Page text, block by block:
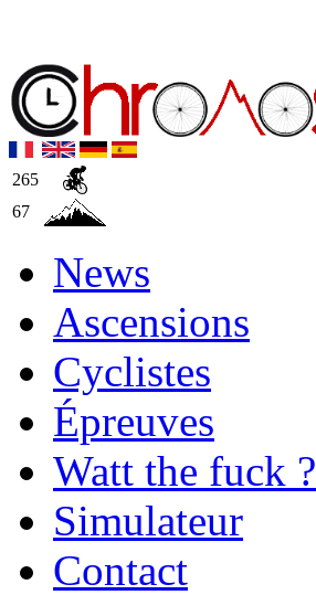
265
67
News
Ascensions
Cyclistes
Épreuves
Watt the fuck ?
Simulateur
Contact